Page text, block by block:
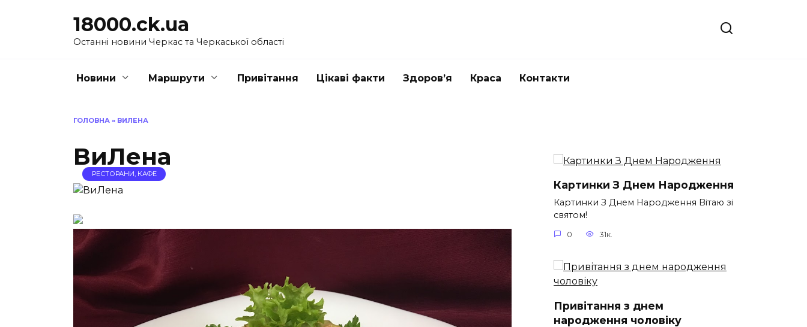
18000.ck.ua
Останні новини Черкас та Черкаської області
Новини Маршрути Привітання Цікаві факти Здоров’я Краса Контакти
ГОЛОВНА » ВИЛЕНА
ВиЛена
РЕСТОРАНИ, КАФЕ
Картинки З Днем Народження
Картинки З Днем Народження Вітаю зі
святом!
0 31к.
Привітання з днем
народження чоловіку